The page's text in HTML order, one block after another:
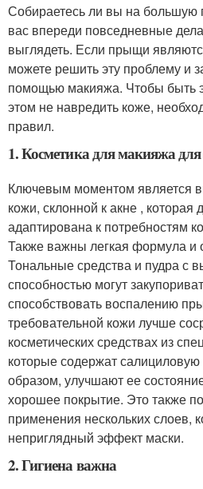
Собираетесь ли вы на большую
вас впереди повседневные
выглядеть. Если прыщи
можете решить эту проблему и
помощью макияжа. Чтобы быть
этом не навредить коже,
правил.
1. Косметика для макияжа
Ключевым моментом является
кожи, склонной к акне , которая
адаптирована к потребностям
Также важны легкая формула и
Тональные средства и пудра с
способностью могут
способствовать воспалению
требовательной кожи лучше
косметических средствах из
которые содержат салициловую
образом, улучшают ее
хорошее покрытие. Это также
применения нескольких слоев,
неприглядный эффект маски.
2. Гигиена важна